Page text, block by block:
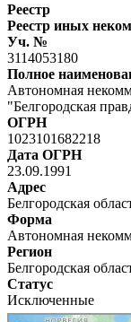
Реестр
Реестр иных
Уч. №
3114053180
Полное
Автономная
"Белгородская
ОГРН
1023101682218
Дата ОГРН
23.09.1991
Адрес
Белгородская
Форма
Автономная
Регион
Белгородская
Статус
Исключенные